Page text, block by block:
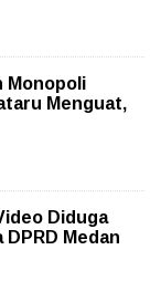
Monopoli
Menguat,
Diduga
Medan